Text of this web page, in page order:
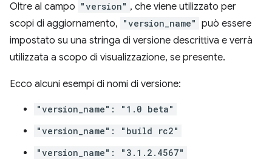
Oltre al campo "version" , che viene utilizzato per
scopi di aggiornamento, "version_name" può essere
impostato su una stringa di versione descrittiva e verrà
utilizzata a scopo di visualizzazione, se presente.
Ecco alcuni esempi di nomi di versione:
"version_name": "1.0 beta"
"version_name": "build rc2"
"version_name": "3.1.2.4567"